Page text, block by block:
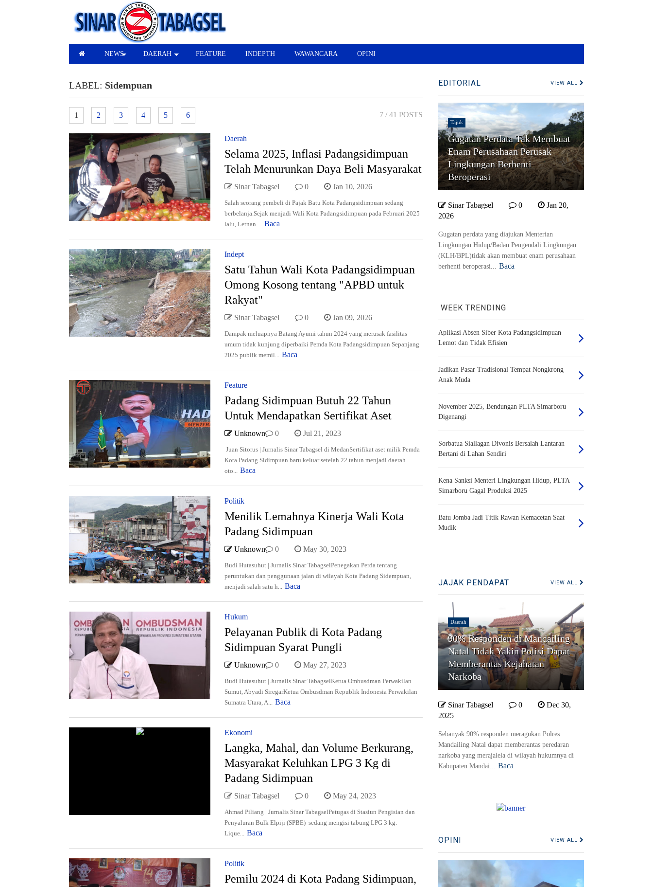
NEWS DAERAH FEATURE INDEPTH WAWANCARA OPINI
LABEL: Sidempuan
1 2 3 4 5 6 7 / 41 POSTS
Daerah
Selama 2025, Inflasi Padangsidimpuan
Telah Menurunkan Daya Beli Masyarakat
Sinar Tabagsel 0 Jan 10, 2026
Salah seorang pembeli di Pajak Batu Kota Padangsidimpuan sedang
berbelanja.Sejak menjadi Wali Kota Padangsidimpuan pada Februari 2025
lalu, Letnan ... Baca
Indept
Satu Tahun Wali Kota Padangsidimpuan
Omong Kosong tentang "APBD untuk
Rakyat"
Sinar Tabagsel 0 Jan 09, 2026
Dampak meluapnya Batang Ayumi tahun 2024 yang merusak fasilitas
umum tidak kunjung diperbaiki Pemda Kota Padangsidimpuan Sepanjang
2025 publik memil... Baca
Feature
Padang Sidimpuan Butuh 22 Tahun
Untuk Mendapatkan Sertifikat Aset
Unknown 0 Jul 21, 2023
Juan Sitorus | Jurnalis Sinar Tabagsel di MedanSertifikat aset milik Pemda
Kota Padang Sidimpuan baru keluar setelah 22 tahun menjadi daerah
oto... Baca
Politik
Menilik Lemahnya Kinerja Wali Kota
Padang Sidimpuan
Unknown 0 May 30, 2023
Budi Hutasuhut | Jurnalis Sinar TabagselPenegakan Perda tentang
peruntukan dan penggunaan jalan di wilayah Kota Padang Sidempuan,
menjadi salah satu h... Baca
Hukum
Pelayanan Publik di Kota Padang
Sidimpuan Syarat Pungli
Unknown 0 May 27, 2023
Budi Hutasuhut | Jurnalis Sinar TabagselKetua Ombusdman Perwakilan
Sumut, Abyadi SiregarKetua Ombusdman Republik Indonesia Perwakilan
Sumatra Utara, A... Baca
Ekonomi
Langka, Mahal, dan Volume Berkurang,
Masyarakat Keluhkan LPG 3 Kg di
Padang Sidimpuan
Sinar Tabagsel 0 May 24, 2023
Ahmad Piliang | Jurnalis Sinar TabagselPetugas di Stasiun Pengisian dan
Penyaluran Bulk Elpiji (SPBE) sedang mengisi tabung LPG 3 kg.
Lique... Baca
Politik
Pemilu 2024 di Kota Padang Sidimpuan,
EDITORIAL VIEW ALL
Tajuk
Gugatan Perdata Tak Membuat
Enam Perusahaan Perusak
Lingkungan Berhenti
Beroperasi
Sinar Tabagsel 0
Jan 20,
2026
Gugatan perdata yang diajukan Menterian
Lingkungan Hidup/Badan Pengendali Lingkungan
(KLH/BPL)tidak akan membuat enam perusahaan
berhenti beroperasi... Baca
WEEK TRENDING
Aplikasi Absen Siber Kota Padangsidimpuan
Lemot dan Tidak Efisien
Jadikan Pasar Tradisional Tempat Nongkrong
Anak Muda
November 2025, Bendungan PLTA Simarboru
Digenangi
Sorbatua Siallagan Divonis Bersalah Lantaran
Bertani di Lahan Sendiri
Kena Sanksi Menteri Lingkungan Hidup, PLTA
Simarboru Gagal Produksi 2025
Batu Jomba Jadi Titik Rawan Kemacetan Saat
Mudik
JAJAK PENDAPAT VIEW ALL
Daerah
90% Responden di Mandailing
Natal Tidak Yakin Polisi Dapat
Memberantas Kejahatan
Narkoba
Sinar Tabagsel 0
Dec 30,
2025
Sebanyak 90% responden meragukan Polres
Mandailing Natal dapat memberantas peredaran
narkoba yang merajalela di wilayah hukumnya di
Kabupaten Mandai... Baca
OPINI VIEW ALL